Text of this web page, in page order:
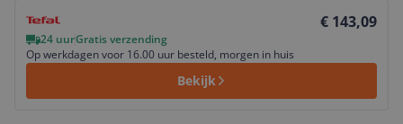
€ 143,09
24 uurGratis verzending
Op werkdagen voor 16.00 uur besteld, morgen in huis
Bekijk